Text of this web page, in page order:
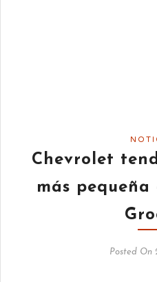
Chevrolet
más
Posted On